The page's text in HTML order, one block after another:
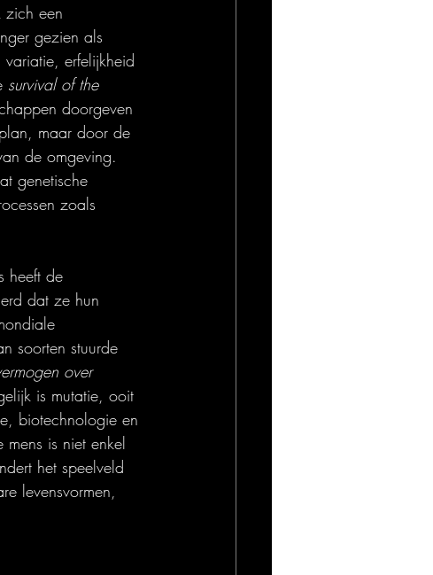
zich een
gezien als
erfelijkheid
survival of the
doorgeven
maar door de
de omgeving.
genetische
zoals
heeft de
dat ze hun
soorten stuurde
over
is mutatie, ooit
biotechnologie en
is niet enkel
het speelveld
levensvormen,